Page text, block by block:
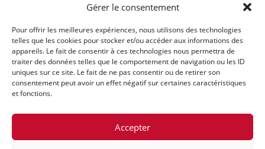
Gérer le consentement
Pour offrir les meilleures expériences, nous utilisons des technologies
telles que les cookies pour stocker et/ou accéder aux informations des
appareils. Le fait de consentir à ces technologies nous permettra de
traiter des données telles que le comportement de navigation ou les ID
uniques sur ce site. Le fait de ne pas consentir ou de retirer son
consentement peut avoir un effet négatif sur certaines caractéristiques
et fonctions.
Accepter
Trouver nos produits
Politique de frais d'envoi
Termes et conditions
Politique de remboursement